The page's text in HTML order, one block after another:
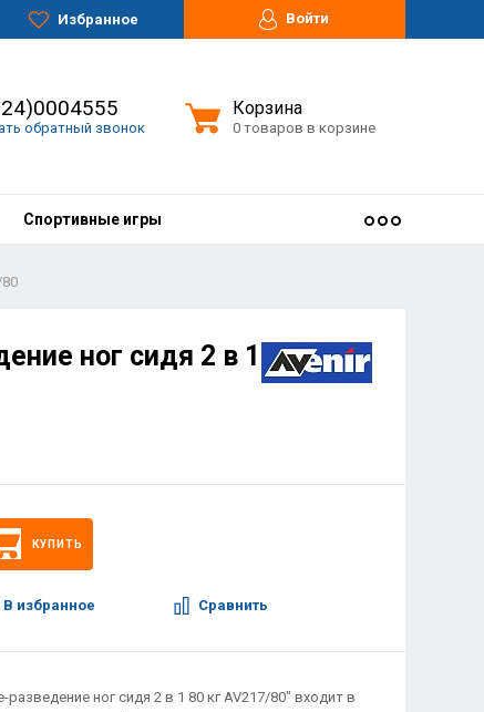
Избранное Войти
обратный звонок
Корзина
0 товаров в корзине
Спортивные игры
ног сидя 2 в 1
КУПИТЬ
В избранное Сравнить
ног сидя 2 в 1 80 кг AV217/80" входит в